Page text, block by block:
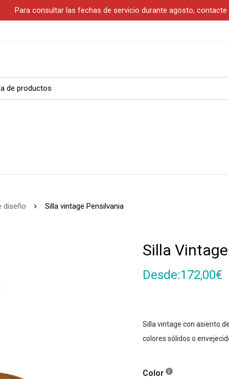
Para consultar las fechas de servicio durante agosto,
diseño Silla vintage Pensilvania
Silla
Desde:172,00€
Silla vintage con asiento
colores sólidos o
Color